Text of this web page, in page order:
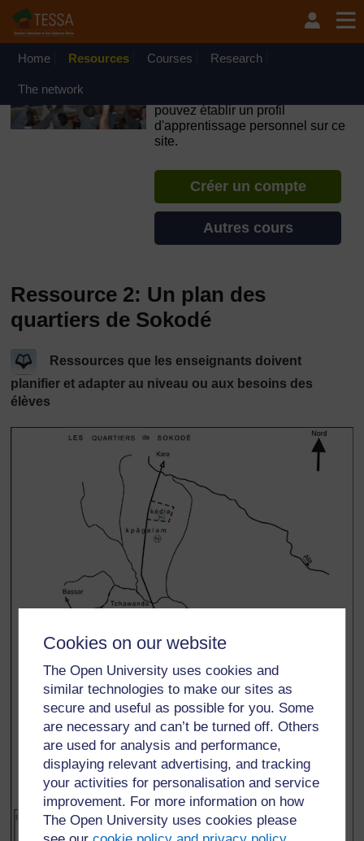
Cookies on our website
The Open University uses cookies and
similar technologies to make our sites as
secure and useful as possible for you. Some
are necessary and can’t be turned off. Others
are used for analysis and performance,
displaying relevant advertising, and tracking
your activities for personalisation and service
improvement. For more information on how
The Open University uses cookies please
Passer au contenu principal
OpenLearn Create will be unavailable on Wednesday 12
August 2026 from 8am to 10.30am (GMT) due to routine
Home Resources Courses Research
The network
pouvez établir un profil
d'apprentissage personnel sur ce
site.
Créer un compte
Autres cours
Ressource 2: Un plan des
quartiers de Sokodé
Ressources que les enseignants doivent
planifier et adapter au niveau ou aux besoins des
élèves